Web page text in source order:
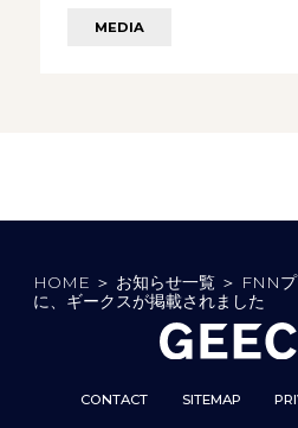
の続きを見る
MEDIA
HOME ＞ お知らせ一覧＞ FNN
に、ギークスが掲載されました
CONTACT SITEMAP